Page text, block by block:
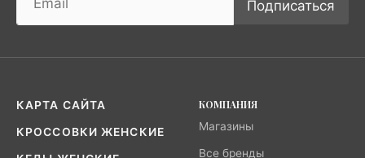
Подписаться
КАРТА САЙТА
КРОССОВКИ ЖЕНСКИЕ
КОМПАНИЯ
Магазины
Все бренды